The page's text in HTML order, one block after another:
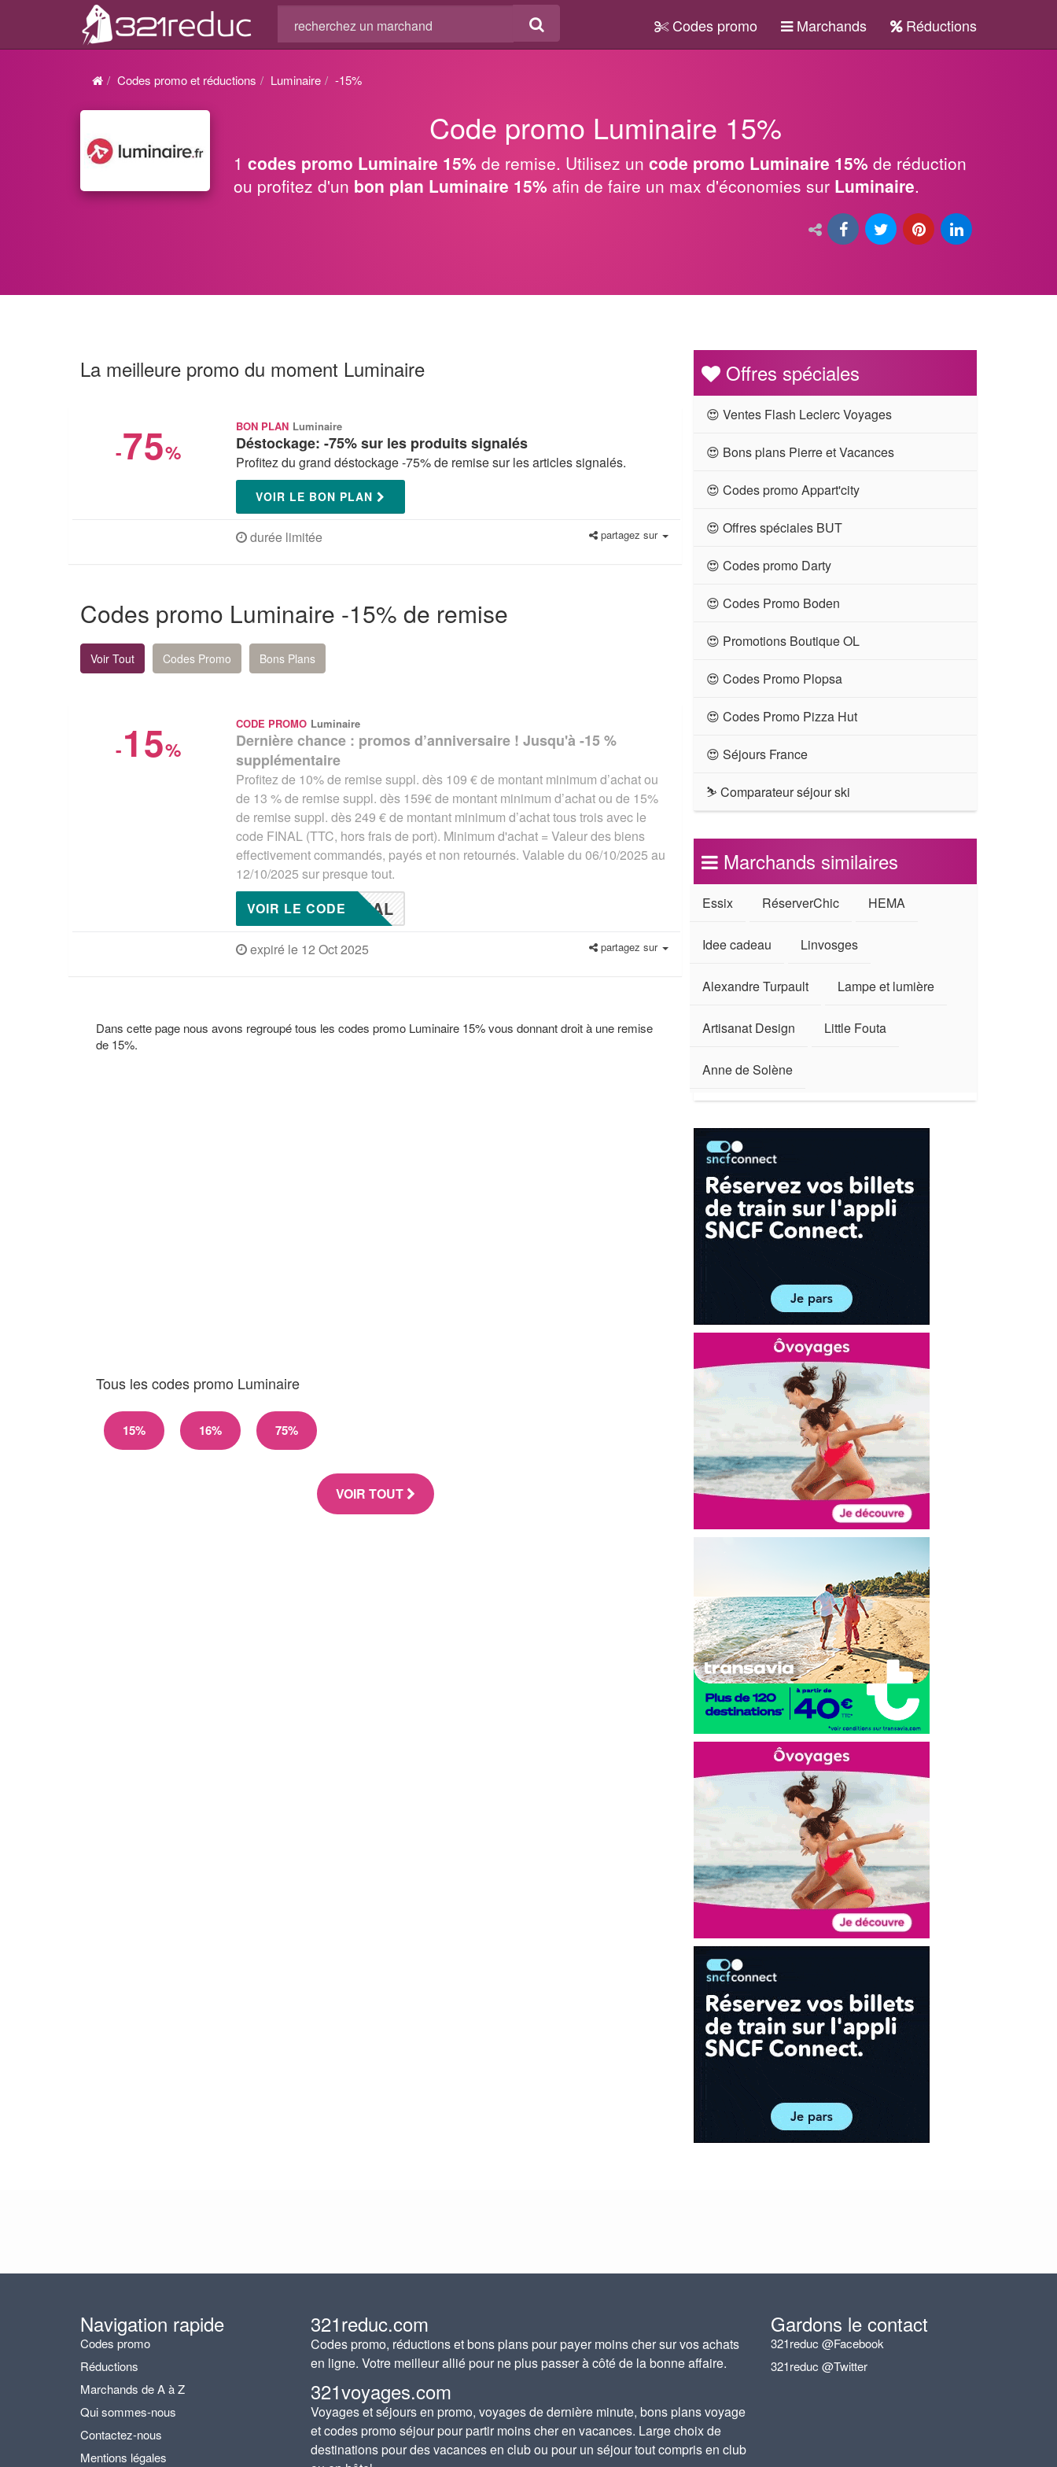
Codes promo Marchands Réductions
Codes promo et réductions Luminaire -15%
Code promo Luminaire 15%
1 codes promo Luminaire 15% de remise. Utilisez un code promo Luminaire 15% de réduction
ou profitez d'un bon plan Luminaire 15% afin de faire un max d'économies sur Luminaire.
La meilleure promo du moment Luminaire
-75%
BON PLAN Luminaire
Déstockage: -75% sur les produits signalés
Profitez du grand déstockage -75% de remise sur les articles signalés.
VOIR LE BON PLAN
durée limitée partagez sur
Codes promo Luminaire -15% de remise
Voir Tout Codes Promo Bons Plans
-15%
CODE PROMO Luminaire
Dernière chance : promos d’anniversaire ! Jusqu'à -15 %
supplémentaire
Profitez de 10% de remise suppl. dès 109 € de montant minimum d’achat ou
de 13 % de remise suppl. dès 159€ de montant minimum d’achat ou de 15%
de remise suppl. dès 249 € de montant minimum d’achat tous trois avec le
code FINAL (TTC, hors frais de port). Minimum d'achat = Valeur des biens
effectivement commandés, payés et non retournés. Valable du 06/10/2025 au
12/10/2025 sur presque tout.
NAL
VOIR LE CODE
expiré le 12 Oct 2025 partagez sur
Dans cette page nous avons regroupé tous les codes promo Luminaire 15% vous donnant droit à une remise
de 15%.
Tous les codes promo Luminaire
15% 16% 75%
VOIR TOUT
Offres spéciales
😍 Ventes Flash Leclerc Voyages
😍 Bons plans Pierre et Vacances
😍 Codes promo Appart'city
😍 Offres spéciales BUT
😍 Codes promo Darty
😍 Codes Promo Boden
😍 Promotions Boutique OL
😍 Codes Promo Plopsa
😍 Codes Promo Pizza Hut
😍 Séjours France
⛷ Comparateur séjour ski
Marchands similaires
Essix RéserverChic HEMA
Idee cadeau Linvosges
Alexandre Turpault Lampe et lumière
Artisanat Design Little Fouta
Anne de Solène
Navigation rapide
Codes promo
Réductions
Marchands de A à Z
Qui sommes-nous
Contactez-nous
Mentions légales
321reduc.com
Codes promo, réductions et bons plans pour payer moins cher sur vos achats
en ligne. Votre meilleur allié pour ne plus passer à côté de la bonne affaire.
321voyages.com
Voyages et séjours en promo, voyages de dernière minute, bons plans voyage
et codes promo séjour pour partir moins cher en vacances. Large choix de
destinations pour des vacances en club ou pour un séjour tout compris en club
Gardons le contact
321reduc @Facebook
321reduc @Twitter